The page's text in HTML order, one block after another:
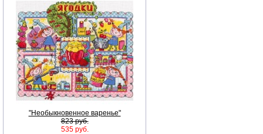
"Необыкновенное варенье"
823 руб.
535 руб.